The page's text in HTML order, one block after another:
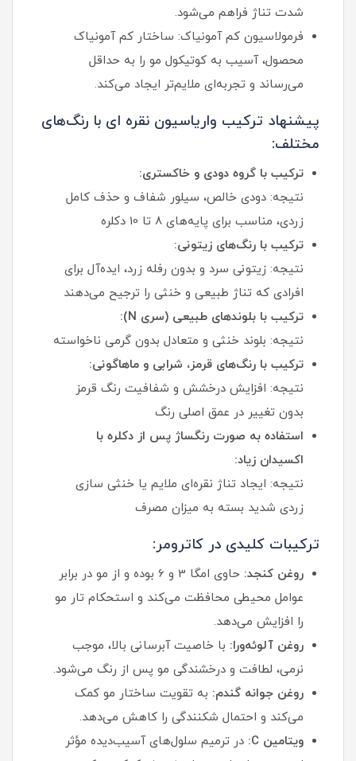
شدت تناژ فراهم می‌شود.
فرمولاسیون کم آمونیاک: ساختار کم‌ آمونیاک
محصول، آسیب به کوتیکول مو را به حداقل
می‌رساند و تجربه‌ای ملایم‌تر ایجاد می‌کند.
پیشنهاد ترکیب واریاسیون نقره ای با رنگ‌های
مختلف:
ترکیب با گروه دودی و خاکستری:
نتیجه: دودی خالص، سیلور شفاف و حذف کامل
زردی، مناسب برای پایه‌های 8 تا 10 دکلره
ترکیب با رنگ‌های زیتونی:
نتیجه: زیتونی سرد و بدون رفله زرد، ایده‌آل برای
افرادی که تناژ طبیعی و خنثی را ترجیح می‌دهند
ترکیب با بلوندهای طبیعی (سری N):
نتیجه: بلوند خنثی و متعادل بدون گرمی ناخواسته
ترکیب با رنگ‌های قرمز، شرابی و ماهاگونی:
نتیجه: افزایش درخشش و شفافیت رنگ قرمز
بدون تغییر در عمق اصلی رنگ
استفاده به صورت رنگساژ پس از دکلره با
اکسیدان زیاد:
نتیجه: ایجاد تناژ نقره‌ای ملایم یا خنثی سازی
زردی شدید بسته به میزان مصرف
ترکیبات کلیدی در کاترومر:
روغن کنجد:
حاوی امگا 3 و 6 بوده و از مو در برابر
عوامل محیطی محافظت می‌کند و استحکام تار مو
را افزایش می‌دهد.
روغن آلوئه‌ورا: با خاصیت آبرسانی بالا، موجب
نرمی، لطافت و درخشندگی مو پس از رنگ می‌شود.
روغن جوانه گندم: به تقویت ساختار مو کمک
می‌کند و احتمال شکنندگی را کاهش می‌دهد.
ویتامین C:
در ترمیم سلول‌های آسیب‌دیده مؤثر